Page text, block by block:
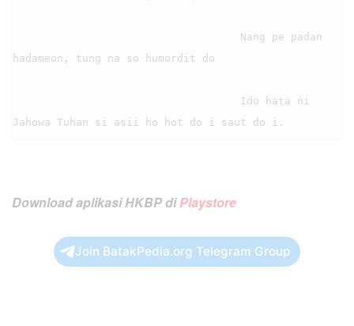
hadameon, tung na so humordit do
Download aplikasi HKBP diPlaystore
Join BatakPedia.org Telegram Group